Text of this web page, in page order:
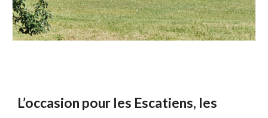
L’occasion pour les Escatiens, les